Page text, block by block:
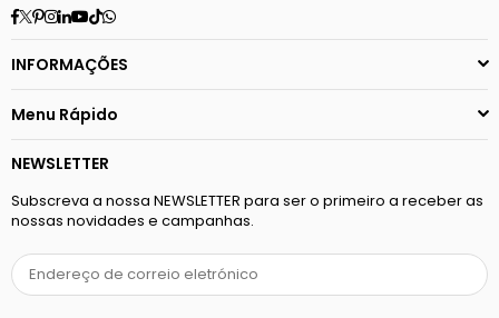
Facebook
Twitter
Pinterest
Instagram
Linkedin
YouTube
TikTok
Whatsapp
INFORMAÇÕES
Menu Rápido
NEWSLETTER
Subscreva a nossa NEWSLETTER para ser o primeiro a receber as
nossas novidades e campanhas.